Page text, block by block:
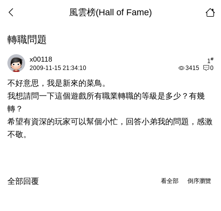
風雲榜(Hall of Fame)
轉職問題
1#
x00118
3415 0
2009-11-15 21:34:10
不好意思，我是新來的菜鳥。
我想請問一下這個遊戲所有職業轉職的等級是多少？有幾
轉？
希望有資深的玩家可以幫個小忙，回答小弟我的問題，感激
不敬。
倒序瀏覽
看全部
全部回覆